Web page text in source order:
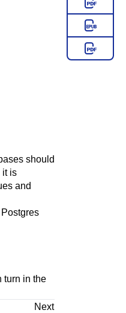
should
it is
and
Postgres
turn in the
Next